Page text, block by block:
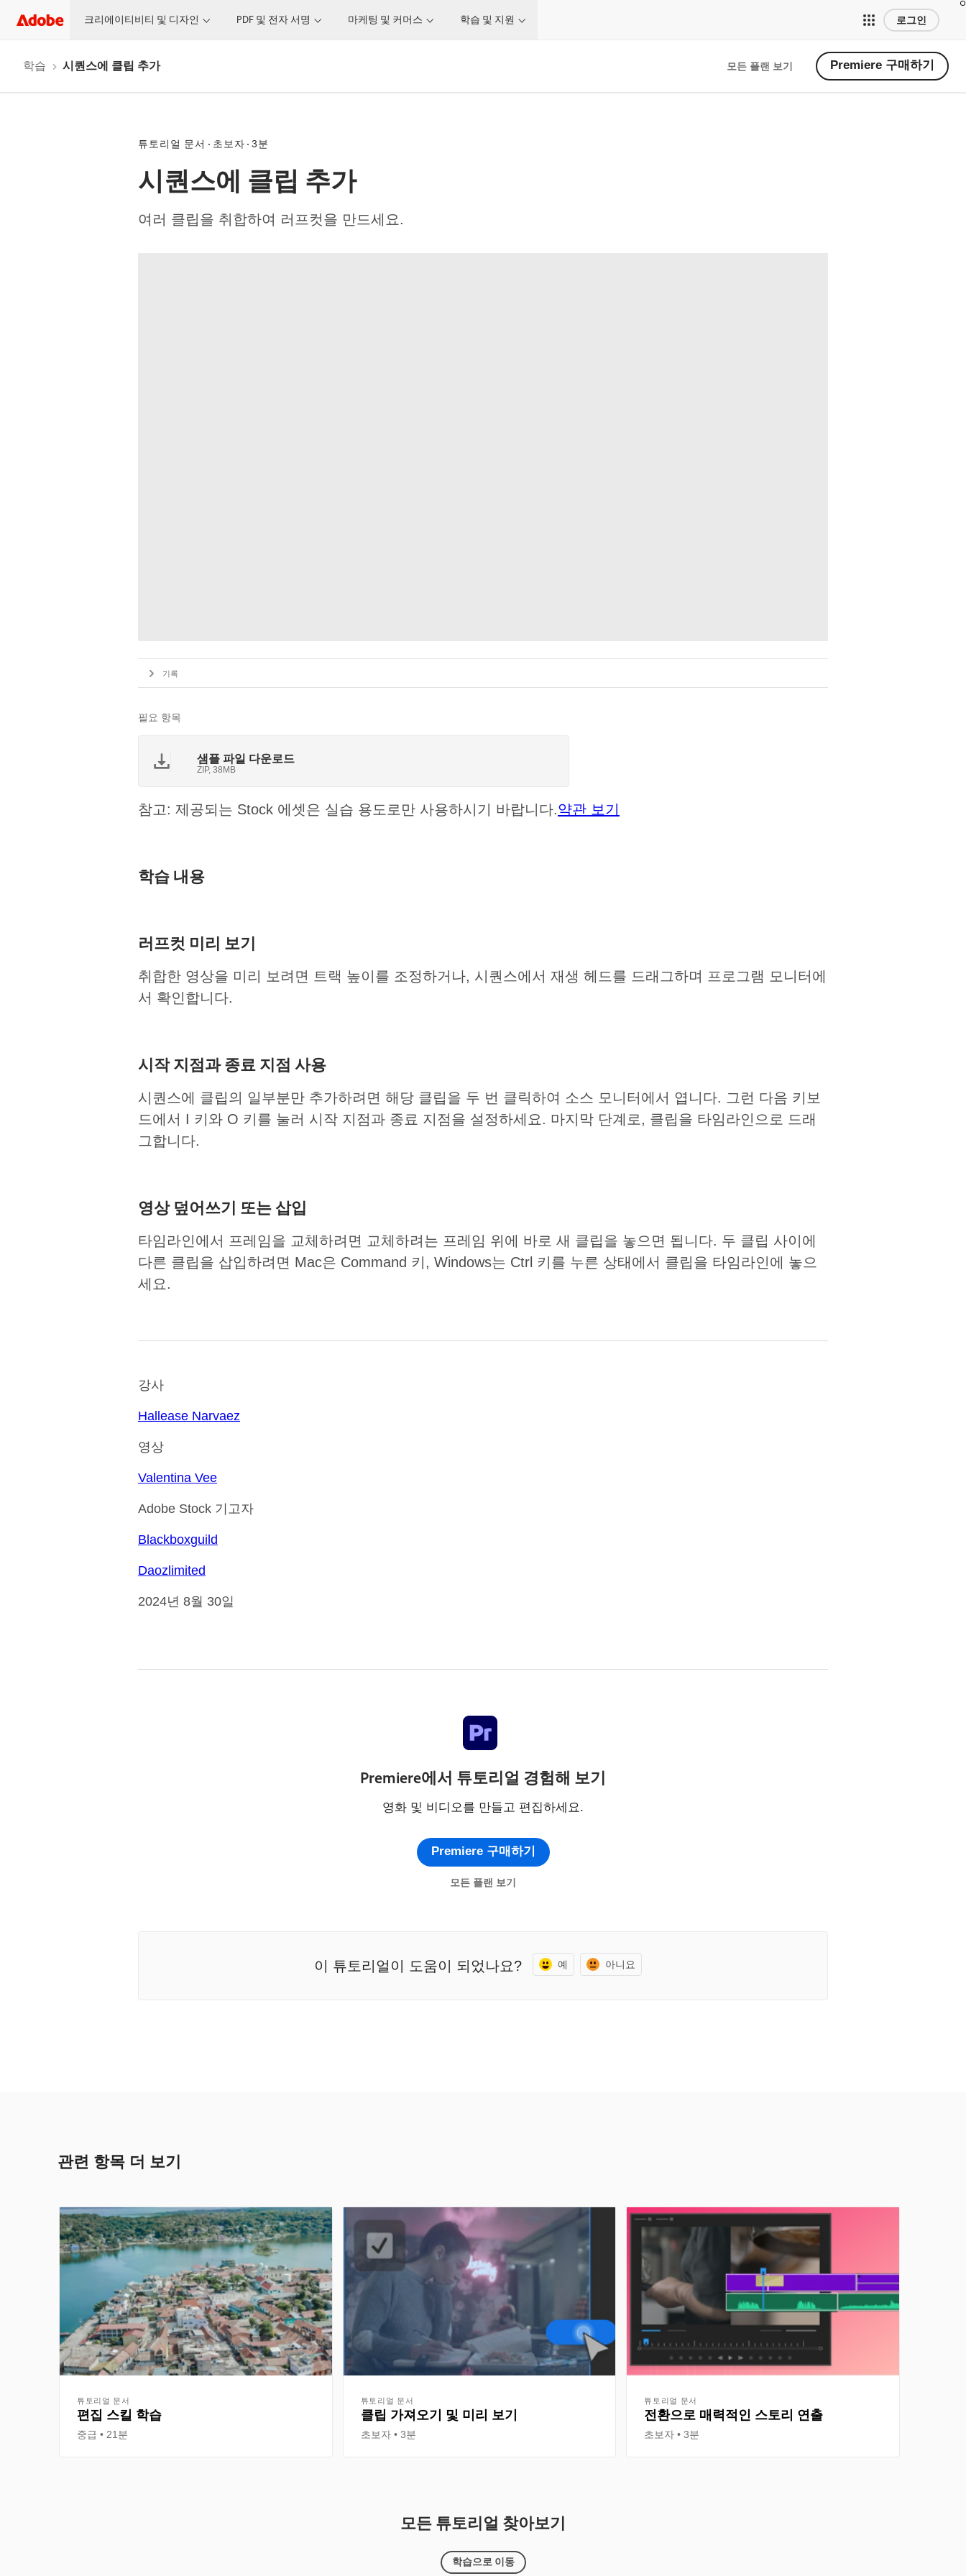
크리에이티비티 및 디자인 PDF 및 전자 서명 마케팅 및 커머스 학습 및 지원 로그인
학습 시퀀스에 클립 추가 모든 플랜 보기 Premiere 구매하기
튜토리얼 문서 초보자 3분
시퀀스에 클립 추가
여러 클립을 취합하여 러프컷을 만드세요.
기록
필요 항목
샘플 파일 다운로드
ZIP, 38MB
참고: 제공되는 Stock 에셋은 실습 용도로만 사용하시기 바랍니다.약관 보기
학습 내용
러프컷 미리 보기
취합한 영상을 미리 보려면 트랙 높이를 조정하거나, 시퀀스에서 재생 헤드를 드래그하며 프로그램 모니터에
서 확인합니다.
시작 지점과 종료 지점 사용
시퀀스에 클립의 일부분만 추가하려면 해당 클립을 두 번 클릭하여 소스 모니터에서 엽니다. 그런 다음 키보
드에서 I 키와 O 키를 눌러 시작 지점과 종료 지점을 설정하세요. 마지막 단계로, 클립을 타임라인으로 드래
그합니다.
영상 덮어쓰기 또는 삽입
타임라인에서 프레임을 교체하려면 교체하려는 프레임 위에 바로 새 클립을 놓으면 됩니다. 두 클립 사이에
다른 클립을 삽입하려면 Mac은 Command 키, Windows는 Ctrl 키를 누른 상태에서 클립을 타임라인에 놓으
세요.
강사
Hallease Narvaez
영상
Valentina Vee
Adobe Stock 기고자
Blackboxguild
Daozlimited
2024년 8월 30일
Premiere에서 튜토리얼 경험해 보기
영화 및 비디오를 만들고 편집하세요.
Premiere 구매하기
모든 플랜 보기
이 튜토리얼이 도움이 되었나요? 예 아니요
관련 항목 더 보기
튜토리얼 문서
편집 스킬 학습
중급 21분
튜토리얼 문서
클립 가져오기 및 미리 보기
초보자 3분
튜토리얼 문서
전환으로 매력적인 스토리 연출
초보자 3분
모든 튜토리얼 찾아보기
학습으로 이동